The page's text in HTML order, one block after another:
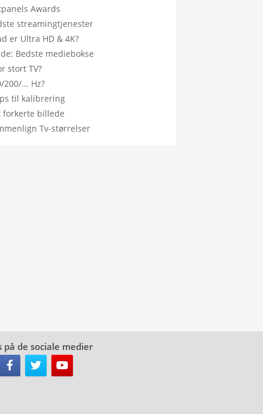
Awards
streamingtjenester
er Ultra HD & 4K?
Bedste mediebokse
stort TV?
200/... Hz?
til kalibrering
forkerte billede
Tv-størrelser
på de sociale medier